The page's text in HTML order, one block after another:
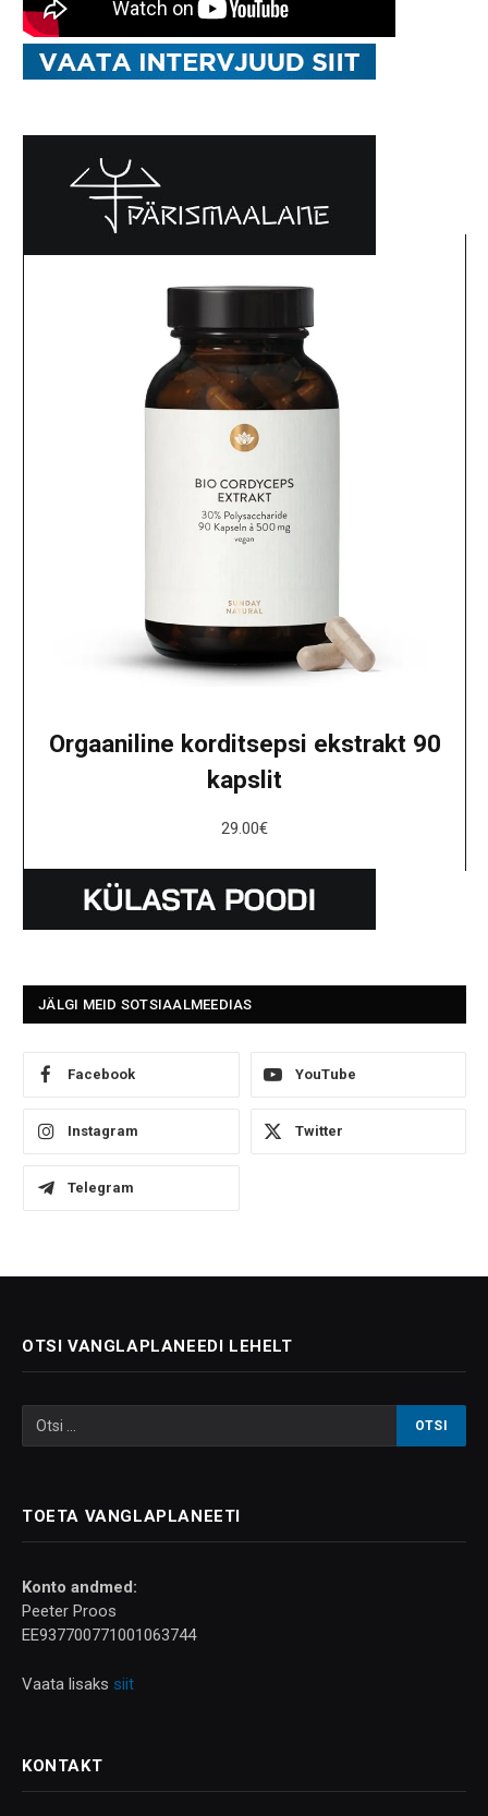
Orgaaniline korditsepsi ekstrakt 90
kapslit
29.00€
JÄLGI MEID SOTSIAALMEEDIAS
Facebook YouTube
Instagram Twitter
Telegram
OTSI VANGLAPLANEEDI LEHELT
TOETA VANGLAPLANEETI
Konto andmed:
Peeter Proos
EE937700771001063744
Vaata lisaks siit
KONTAKT